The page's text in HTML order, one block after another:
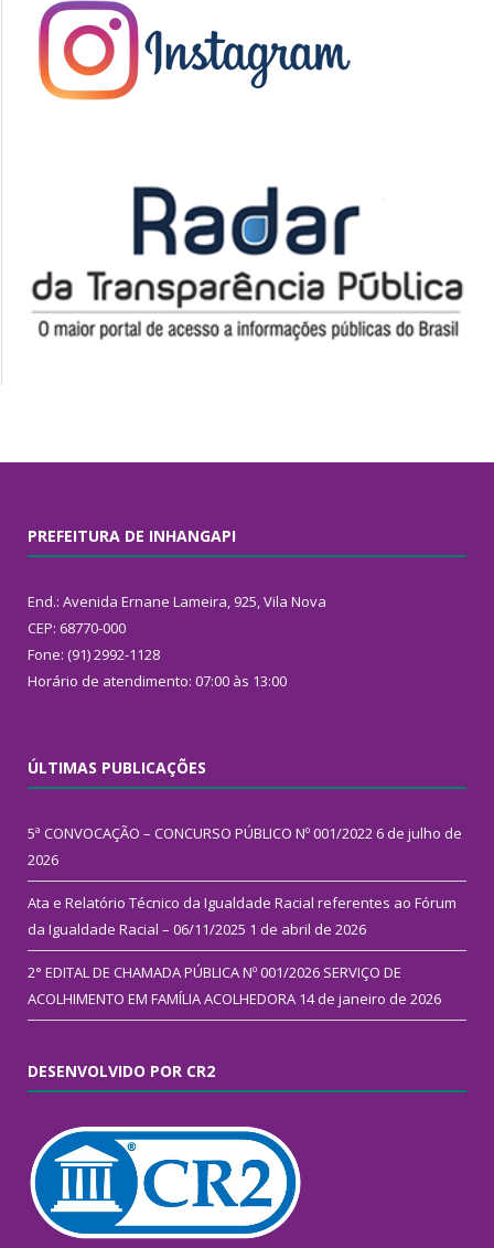
PREFEITURA DE INHANGAPI
End.: Avenida Ernane Lameira, 925, Vila Nova
CEP: 68770-000
Fone: (91) 2992-1128
Horário de atendimento: 07:00 às 13:00
ÚLTIMAS PUBLICAÇÕES
5ª CONVOCAÇÃO – CONCURSO PÚBLICO Nº 001/2022 6 de julho de
2026
Ata e Relatório Técnico da Igualdade Racial referentes ao Fórum
da Igualdade Racial – 06/11/2025 1 de abril de 2026
2° EDITAL DE CHAMADA PÚBLICA Nº 001/2026 SERVIÇO DE
ACOLHIMENTO EM FAMÍLIA ACOLHEDORA 14 de janeiro de 2026
DESENVOLVIDO POR CR2